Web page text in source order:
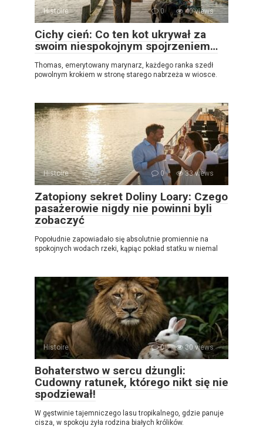
Histoire 0 40 views
Cichy cień: Co ten kot ukrywał za
swoim niespokojnym spojrzeniem…
Thomas, emerytowany marynarz, każdego ranka szedł
powolnym krokiem w stronę starego nabrzeża w wiosce.
Histoire 0 33 views
Zatopiony sekret Doliny Loary: Czego
pasażerowie nigdy nie powinni byli
zobaczyć
Popołudnie zapowiadało się absolutnie promiennie na
spokojnych wodach rzeki, kąpiąc pokład statku w niemal
Histoire 0 30 views
Bohaterstwo w sercu dżungli:
Cudowny ratunek, którego nikt się nie
spodziewał!
W gęstwinie tajemniczego lasu tropikalnego, gdzie panuje
cisza, w spokoju żyła rodzina białych królików.